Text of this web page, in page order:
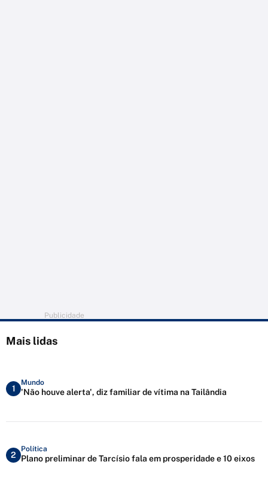
Publicidade
Mais lidas
1
Mundo
'Não houve alerta', diz familiar de vítima na Tailândia
2
Política
Plano preliminar de Tarcísio fala em prosperidade e 10 eixos